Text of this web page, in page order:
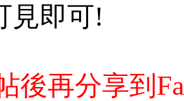
見即可!
後再分享到